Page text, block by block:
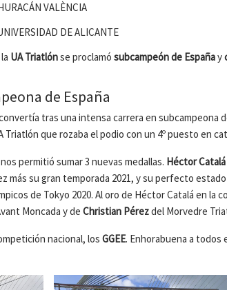
VALÈNCIA
DE ALICANTE
UA Triatlónse proclamó subcampeón de Españay
de España
tras una intensa carrera en subcampeona
Triatlón que rozaba el podio con un 4º puesto en
nos permitió sumar 3 nuevas medallas. Héctor Catalá
más su gran temporada 2021, y su perfecto
de Tokyo 2020. Al oro de Héctor Catalá en la
Moncada y de Christian Pérezdel Morvedre
nacional, los GGEE. Enhorabuena a todos